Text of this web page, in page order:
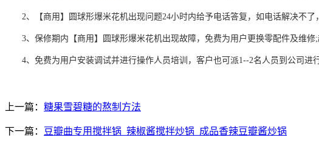
2、【商用】圆球形爆米花机出现问题24小时内给予电话答复，如电话解决不了
3、保修期内【商用】圆球形爆米花机出现故障，免费为用户更换零配件及维
4、免费为用户安装调试并进行操作人员培训，客户也可派1--2名人员到公司进
上一篇： 糖果雪碧糖的熬制方法
下一篇： 豆瓣曲专用搅拌锅_辣椒酱搅拌炒锅_成品香辣豆瓣酱炒锅